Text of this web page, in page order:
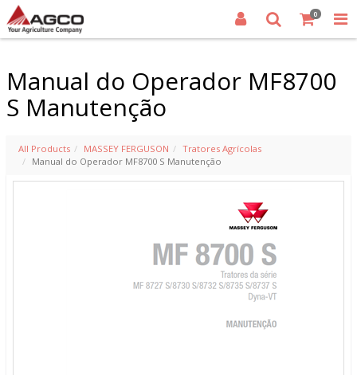
0
Manual do Operador MF8700
S Manutenção
All Products MASSEY FERGUSON
Tratores Agrícolas
Manual do Operador MF8700 S Manutenção